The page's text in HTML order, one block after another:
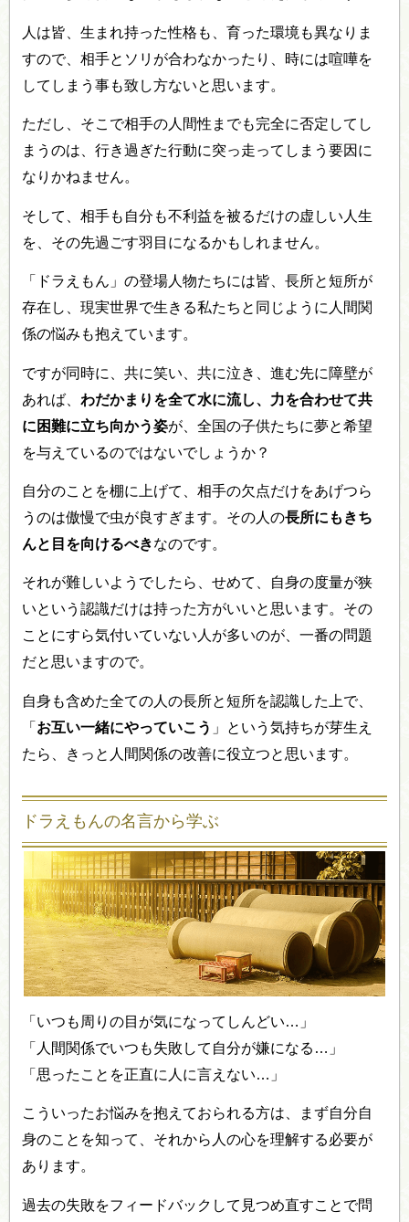
人は皆、生まれ持った性格も、育った環境も異なりま
すので、相手とソリが合わなかったり、時には喧嘩を
してしまう事も致し方ないと思います。
ただし、そこで相手の人間性までも完全に否定してし
まうのは、行き過ぎた行動に突っ走ってしまう要因に
なりかねません。
そして、相手も自分も不利益を被るだけの虚しい人生
を、その先過ごす羽目になるかもしれません。
「ドラえもん」の登場人物たちには皆、長所と短所が
存在し、現実世界で生きる私たちと同じように人間関
係の悩みも抱えています。
ですが同時に、共に笑い、共に泣き、進む先に障壁が
あれば、わだかまりを全て水に流し、力を合わせて共
に困難に立ち向かう姿が、全国の子供たちに夢と希望
を与えているのではないでしょうか？
自分のことを棚に上げて、相手の欠点だけをあげつら
うのは傲慢で虫が良すぎます。その人の長所にもきち
んと目を向けるべきなのです。
それが難しいようでしたら、せめて、自身の度量が狭
いという認識だけは持った方がいいと思います。その
ことにすら気付いていない人が多いのが、一番の問題
だと思いますので。
自身も含めた全ての人の長所と短所を認識した上で、
「 お互い一緒にやっていこう 」という気持ちが芽生え
たら、きっと人間関係の改善に役立つと思います。
ドラえもんの名言から学ぶ
「いつも周りの目が気になってしんどい…」
「人間関係でいつも失敗して自分が嫌になる…」
「思ったことを正直に人に言えない…」
こういったお悩みを抱えておられる方は、まず自分自
身のことを知って、それから人の心を理解する必要が
あります。
過去の失敗をフィードバックして見つめ直すことで問